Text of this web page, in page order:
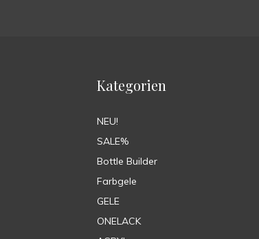
Kategorien
NEU!
SALE%
Bottle Builder
Farbgele
GELE
ONELACK